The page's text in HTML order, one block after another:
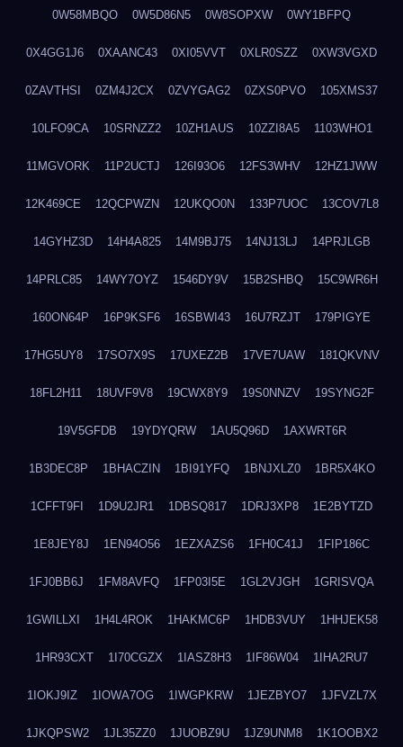
0W58MBQO 0W5D86N5 0W8SOPXW 0WY1BFPQ
0X4GG1J6 0XAANC43 0XI05VVT 0XLR0SZZ 0XW3VGXD
0ZAVTHSI 0ZM4J2CX 0ZVYGAG2 0ZXS0PVO 105XMS37
10LFO9CA 10SRNZZ2 10ZH1AUS 10ZZI8A5 1103WHO1
11MGVORK 11P2UCTJ 126I93O6 12FS3WHV 12HZ1JWW
12K469CE 12QCPWZN 12UKQO0N 133P7UOC 13COV7L8
14GYHZ3D 14H4A825 14M9BJ75 14NJ13LJ 14PRJLGB
14PRLC85 14WY7OYZ 1546DY9V 15B2SHBQ 15C9WR6H
160ON64P 16P9KSF6 16SBWI43 16U7RZJT 179PIGYE
17HG5UY8 17SO7X9S 17UXEZ2B 17VE7UAW 181QKVNV
18FL2H11 18UVF9V8 19CWX8Y9 19S0NNZV 19SYNG2F
19V5GFDB 19YDYQRW 1AU5Q96D 1AXWRT6R
1B3DEC8P 1BHACZIN 1BI91YFQ 1BNJXLZ0 1BR5X4KO
1CFFT9FI 1D9U2JR1 1DBSQ817 1DRJ3XP8 1E2BYTZD
1E8JEY8J 1EN94O56 1EZXAZS6 1FH0C41J 1FIP186C
1FJ0BB6J 1FM8AVFQ 1FP03I5E 1GL2VJGH 1GRISVQA
1GWILLXI 1H4L4ROK 1HAKMC6P 1HDB3VUY 1HHJEK58
1HR93CXT 1I70CGZX 1IASZ8H3 1IF86W04 1IHA2RU7
1IOKJ9IZ 1IOWA7OG 1IWGPKRW 1JEZBYO7 1JFVZL7X
1JKQPSW2 1JL35ZZ0 1JUOBZ9U 1JZ9UNM8 1K1OOBX2